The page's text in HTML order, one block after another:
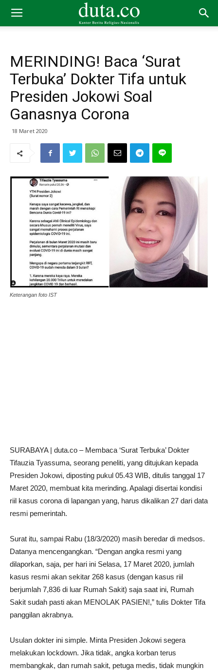
MERINDING! Baca ‘Surat
Terbuka’ Dokter Tifa untuk
Presiden Jokowi Soal
Ganasnya Corona
18 Maret 2020
Keterangan foto IST
SURABAYA | duta.co – Membaca ‘Surat Terbuka’ Dokter
Tifauzia Tyassuma, seorang peneliti, yang ditujukan kepada
Presiden Jokowi, diposting pukul 05.43 WIB, ditulis tanggal 17
Maret 2020, membuat kita merinding. Apalagi disertai kondisi
riil kasus corona di lapangan yang, harus dikalikan 27 dari data
resmi pemerintah.
Surat itu, sampai Rabu (18/3/2020) masih beredar di medsos.
Datanya mencengangkan. “Dengan angka resmi yang
dilaporkan, saja, per hari ini Selasa, 17 Maret 2020, jumlah
kasus resmi akan sekitar 268 kasus (dengan kasus riil
berjumlah 7,836 di luar Rumah Sakit) saja saat ini, Rumah
Sakit sudah pasti akan MENOLAK PASIEN!,” tulis Dokter Tifa
panggilan akrabnya.
Usulan dokter ini simple. Minta Presiden Jokowi segera
melakukan lockdown. Jika tidak, angka korban terus
membangkak, dan rumah sakit, petuga medis, tidak mungkin